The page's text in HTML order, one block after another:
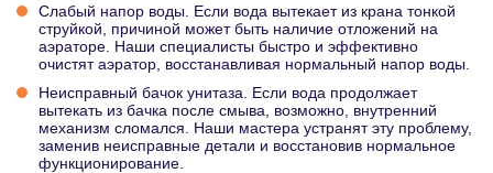
Слабый напор воды. Если вода вытекает из крана тонкой
струйкой, причиной может быть наличие отложений на
аэраторе. Наши специалисты быстро и эффективно
очистят аэратор, восстанавливая нормальный напор воды.
Неисправный бачок унитаза. Если вода продолжает
вытекать из бачка после смыва, возможно, внутренний
механизм сломался. Наши мастера устранят эту проблему,
заменив неисправные детали и восстановив нормальное
функционирование.